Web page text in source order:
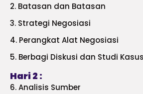
2. Batasan dan Batasan
3. Strategi Negosiasi
4. Perangkat Alat Negosiasi
5. Berbagi Diskusi dan Studi Kasus
Hari 2 :
6. Analisis Sumber